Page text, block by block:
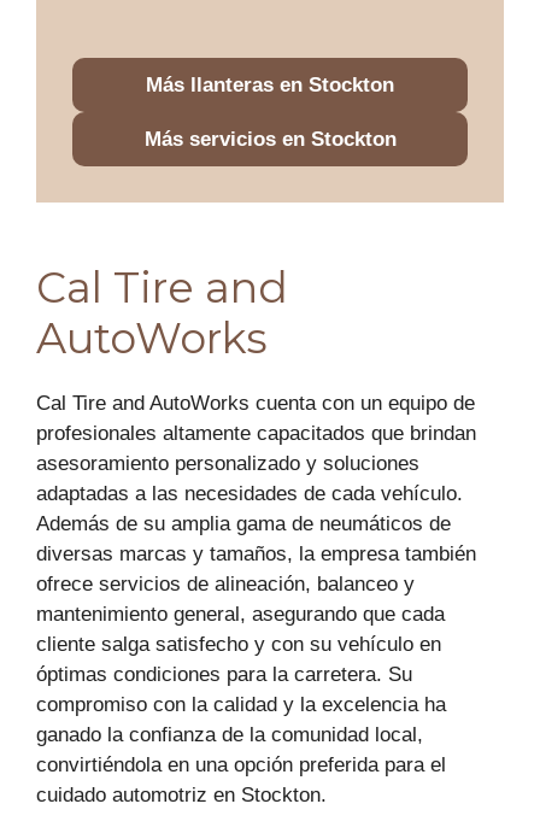
Más llanteras en Stockton
Más servicios en Stockton
Cal Tire and
AutoWorks
Cal Tire and AutoWorks cuenta con un equipo de
profesionales altamente capacitados que brindan
asesoramiento personalizado y soluciones
adaptadas a las necesidades de cada vehículo.
Además de su amplia gama de neumáticos de
diversas marcas y tamaños, la empresa también
ofrece servicios de alineación, balanceo y
mantenimiento general, asegurando que cada
cliente salga satisfecho y con su vehículo en
óptimas condiciones para la carretera. Su
compromiso con la calidad y la excelencia ha
ganado la confianza de la comunidad local,
convirtiéndola en una opción preferida para el
cuidado automotriz en Stockton.